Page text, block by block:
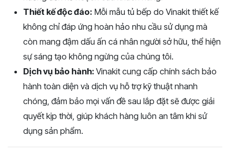
Thiết kế độc đáo: Mỗi mẫu tủ bếp do Vinakit thiết kế
không chỉ đáp ứng hoàn hảo nhu cầu sử dụng mà
còn mang đậm dấu ấn cá nhân người sở hữu, thể hiện
sự sáng tạo không ngừng của chúng tôi.
Dịch vụ bảo hành: Vinakit cung cấp chính sách bảo
hành toàn diện và dịch vụ hỗ trợ kỹ thuật nhanh
chóng, đảm bảo mọi vấn đề sau lắp đặt sẽ được giải
quyết kịp thời, giúp khách hàng luôn an tâm khi sử
dụng sản phẩm.